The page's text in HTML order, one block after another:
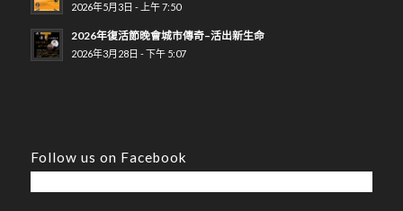
2026年5月3日 - 上午 7:50
2026年復活節晚會城市傳奇–活出新生命
2026年3月28日 - 下午 5:07
Follow us on Facebook